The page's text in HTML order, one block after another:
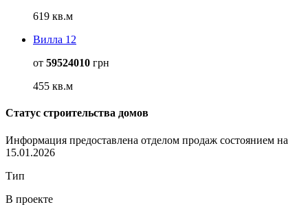
619 кв.м
Вилла 12
от 59524010 грн
455 кв.м
Статус строительства домов
Информация предоставлена отделом продаж состоянием на
15.01.2026
Тип
В проекте